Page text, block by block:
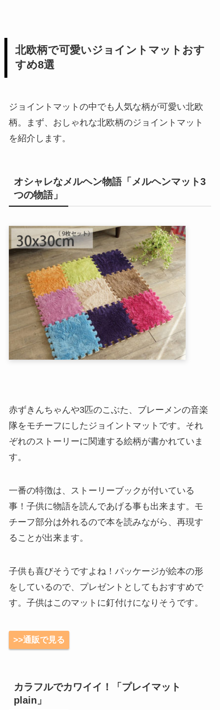
北欧柄で可愛いジョイントマットおす
すめ8選
ジョイントマットの中でも人気な柄が可愛い北欧
柄。まず、おしゃれな北欧柄のジョイントマット
を紹介します。
オシャレなメルヘン物語「メルヘンマット3
つの物語」
赤ずきんちゃんや3匹のこぶた、ブレーメンの音楽
隊をモチーフにしたジョイントマットです。それ
ぞれのストーリーに関連する絵柄が書かれていま
す。
一番の特徴は、ストーリーブックが付いている
事！子供に物語を読んであげる事も出来ます。モ
チーフ部分は外れるので本を読みながら、再現す
ることが出来ます。
子供も喜びそうですよね！パッケージが絵本の形
をしているので、プレゼントとしてもおすすめで
す。子供はこのマットに釘付けになりそうです。
>>通販で見る
カラフルでカワイイ！「プレイマット
plain」